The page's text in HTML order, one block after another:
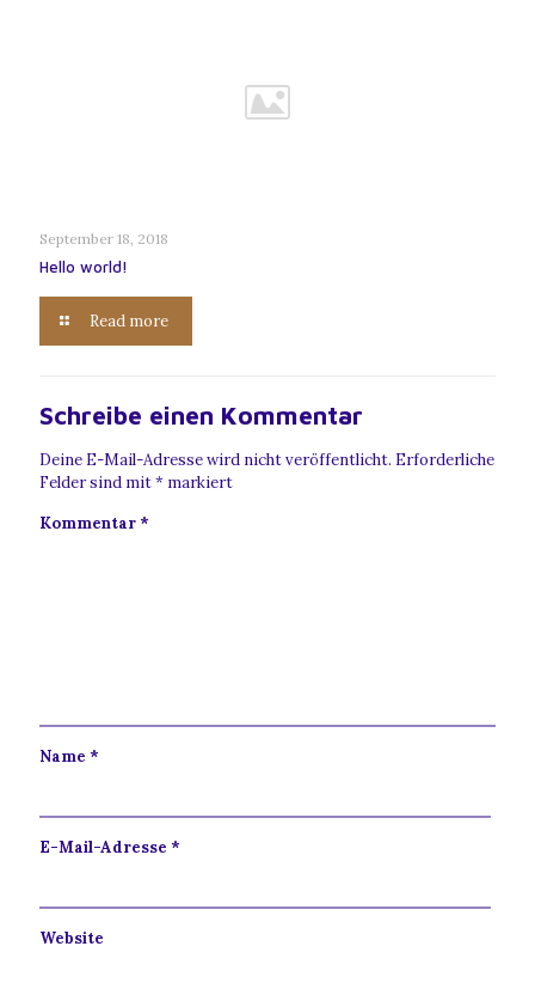
September 18, 2018
Hello world!
Read more
Schreibe einen Kommentar
Deine E-Mail-Adresse wird nicht veröffentlicht. Erforderliche
Felder sind mit* markiert
Kommentar*
Name *
E-Mail-Adresse *
Website